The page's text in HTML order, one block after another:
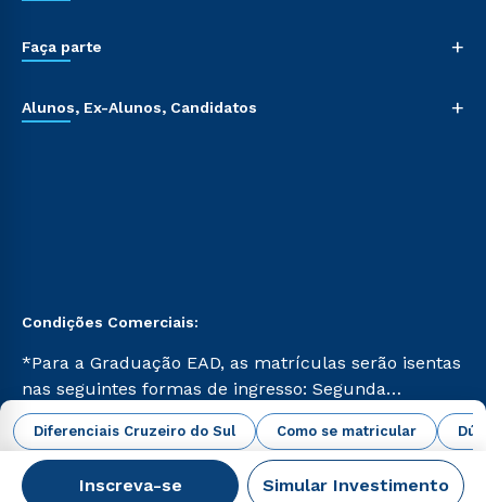
Diferenciais Cruzeiro do Sul Como se matricular
Inscreva-se Simular Investimento
Faça parte +
Alunos, Ex-Alunos, Candidatos +
Condições Comerciais:
*Para a Graduação EAD, as matrículas serão isentas
nas seguintes formas de ingresso: Segunda
Graduação, Segunda Graduação 2.0 e Transferência.
Já para as demais, a taxa de matrícula será de R$
49. *Para a Pós-graduação EAD, as ofertas
mencionadas são referentes aos cursos: Ensino
abrir todas as condições vigentes